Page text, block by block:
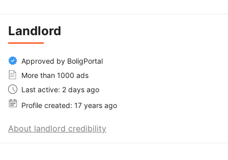
Landlord
Approved by BoligPortal
More than 1000 ads
Last active: 2 days ago
Profile created: 17 years ago
About landlord credibility